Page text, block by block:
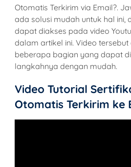
Otomatis Terkirim via Email?.
ada solusi mudah untuk hal ini,
dapat diakses pada video
dalam artikel ini. Video
beberapa bagian yang dapat
langkahnya dengan mudah.
Video Tutorial
Otomatis Terkirim ke